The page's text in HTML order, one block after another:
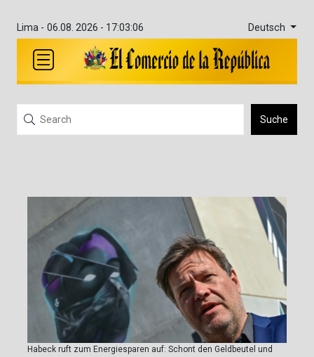
Lima - 06.08. 2026 - 17:03:07 Deutsch
Suche
Habeck ruft zum Energiesparen auf: Schont den Geldbeutel und